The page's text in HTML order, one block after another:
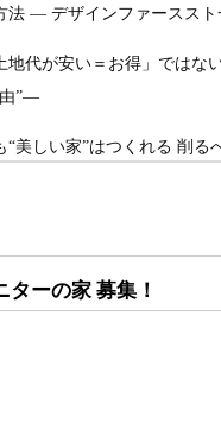
法 ― デザインファースス
地代が安い＝お得」では
由”―
“美しい家”はつくれる 削
を建てるなら、建築家とつ
り
一級建築士事務所 モニ
ーの家 募集！